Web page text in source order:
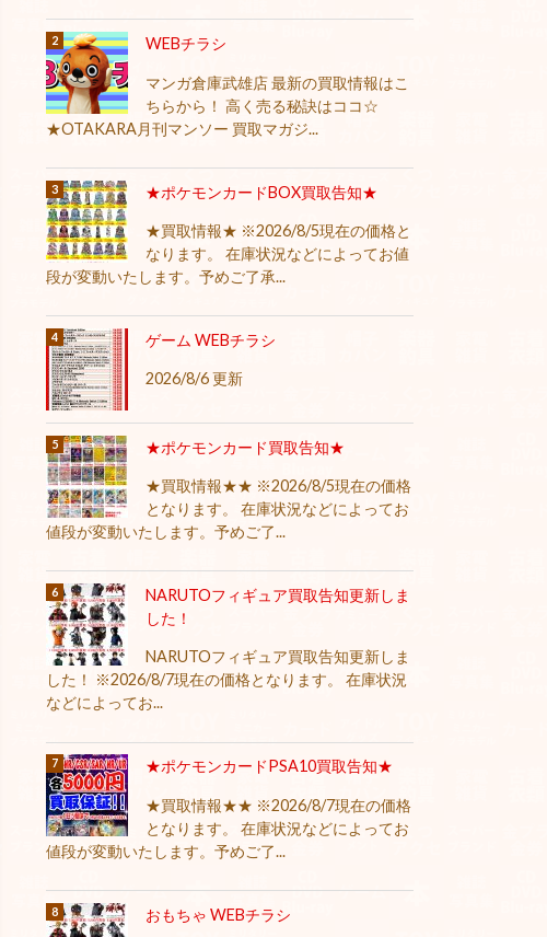
WEBチラシ
マンガ倉庫武雄店 最新の買取情報はこ
ちらから！ 高く売る秘訣はココ☆
★OTAKARA月刊マンソー 買取マガジ...
★ポケモンカードBOX買取告知★
★買取情報★ ※2026/8/5現在の価格と
なります。 在庫状況などによってお値
段が変動いたします。予めご了承...
ゲーム WEBチラシ
2026/8/6 更新
★ポケモンカード買取告知★
★買取情報★★ ※2026/8/5現在の価格
となります。 在庫状況などによってお
値段が変動いたします。予めご了...
NARUTOフィギュア買取告知更新しま
した！
NARUTOフィギュア買取告知更新しま
した！ ※2026/8/7現在の価格となります。 在庫状況
などによってお...
★ポケモンカードPSA10買取告知★
★買取情報★★ ※2026/8/7現在の価格
となります。 在庫状況などによってお
値段が変動いたします。予めご了...
おもちゃ WEBチラシ